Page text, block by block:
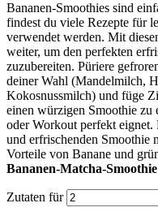
Bananen-Smoothies sind
findest du viele Rezepte für
verwendet werden. Mit
weiter, um den perfekten
zuzubereiten. Püriere
deiner Wahl (Mandelmilch,
Kokosnussmilch) und füge
einen würzigen Smoothie zu
oder Workout perfekt eignet.
und erfrischenden Smoothie
Vorteile von Banane und
Bananen-Matcha-Smoothie
Zutaten für